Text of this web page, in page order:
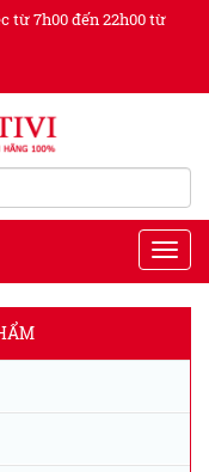
từ 7h00 đến 22h00 từ